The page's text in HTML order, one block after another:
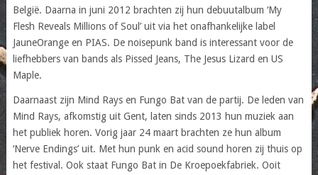
België. Daarna in juni 2012 brachten zij hun debuutalbum ‘My
Flesh Reveals Millions of Soul’ uit via het onafhankelijke label
JauneOrange en PIAS. De noisepunk band is interessant voor de
liefhebbers van bands als Pissed Jeans, The Jesus Lizard en US
Maple.
Daarnaast zijn Mind Rays en Fungo Bat van de partij. De leden van
Mind Rays, afkomstig uit Gent, laten sinds 2013 hun muziek aan
het publiek horen. Vorig jaar 24 maart brachten ze hun album
‘Nerve Endings’ uit. Met hun punk en acid sound horen zij thuis op
het festival. Ook staat Fungo Bat in De Kroepoekfabriek. Ooit